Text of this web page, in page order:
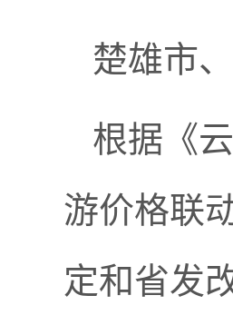
楚雄市
根据《
游价格联
定和省发